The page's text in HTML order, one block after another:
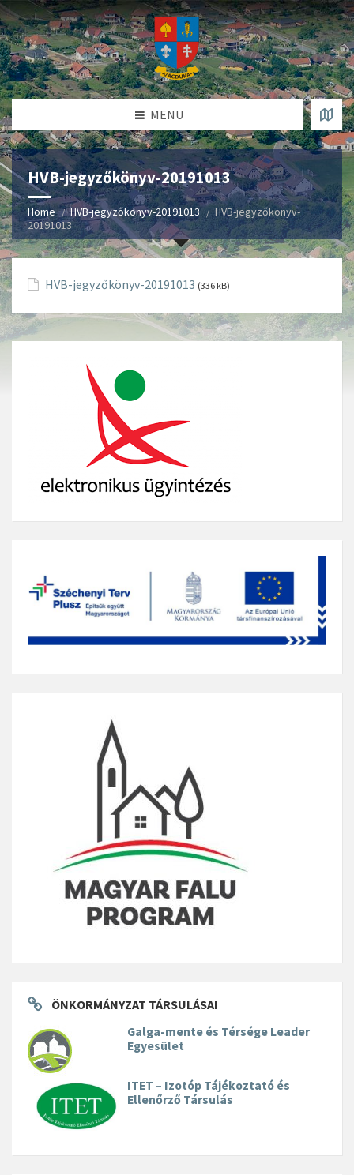
MENU
HVB-jegyzőkönyv-20191013
Home HVB-jegyzőkönyv-20191013
HVB-jegyzőkönyv-
20191013
HVB-jegyzőkönyv-20191013 (336 kB)
ÖNKORMÁNYZAT TÁRSULÁSAI
Galga-mente és Térsége Leader
Egyesület
ITET – Izotóp Tájékoztató és
Ellenőrző Társulás